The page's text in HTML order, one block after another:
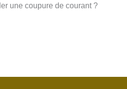
une coupure de courant ?